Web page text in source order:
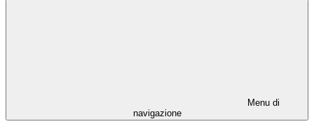
Menu di
navigazione